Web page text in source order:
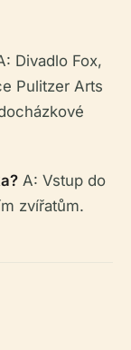
Divadlo Fox,
Pulitzer Arts
A: Vstup do
zvířatům.